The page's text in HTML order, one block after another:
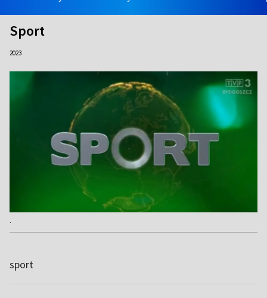
Sport
2023
.
sport